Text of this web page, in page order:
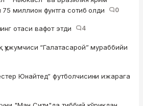
75 миллион фунтга сотиб олди
0
отаси вафот этди 4
ҳужумчиси “Галатасарой” мураббийи
Юнайтед” футболчисини ижарага